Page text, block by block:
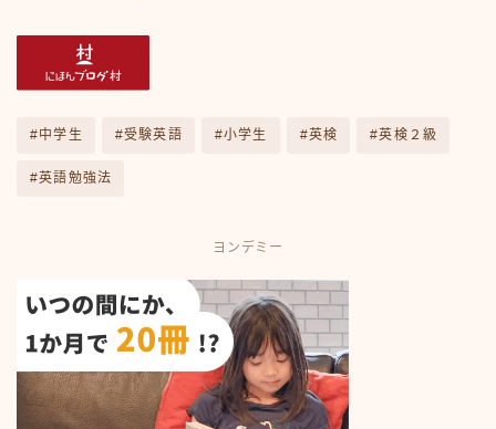
#中学生 #受験英語 #小学生 #英検 #英検２級
#英語勉強法
ヨンデミー